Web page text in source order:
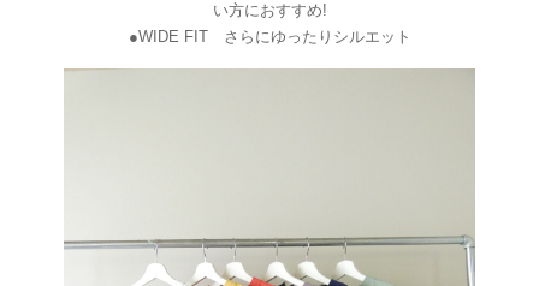
い方におすすめ!
●WIDE FIT さらにゆったりシルエット